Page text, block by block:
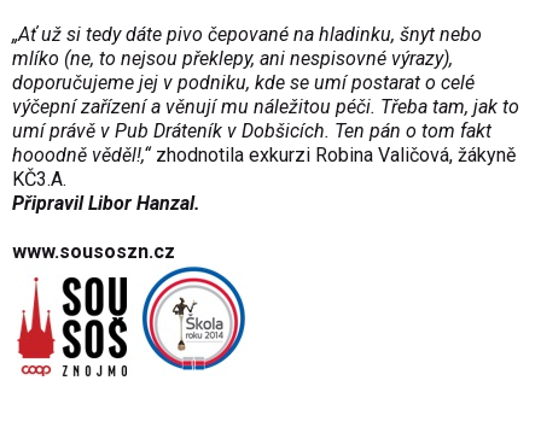
„Ať už si tedy dáte pivo čepované na hladinku, šnyt nebo
mlíko (ne, to nejsou překlepy, ani nespisovné výrazy),
doporučujeme jej v podniku, kde se umí postarat o celé
výčepní zařízení a věnují mu náležitou péči. Třeba tam, jak to
umí právě v Pub Dráteník v Dobšicích. Ten pán o tom fakt
hooodně věděl!,“ zhodnotila exkurzi Robina Valičová, žákyně
KČ3.A.
Připravil Libor Hanzal.
www.sousoszn.cz